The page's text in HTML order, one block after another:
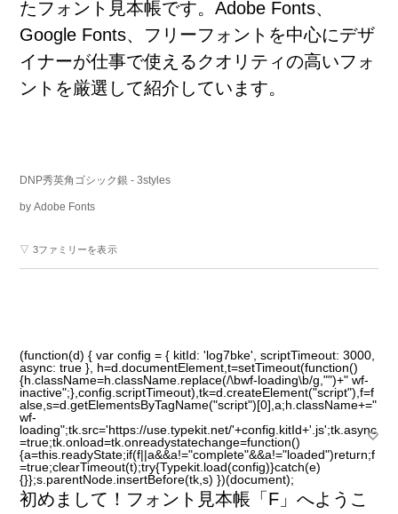
たフォント 見本帳です。Adobe Fonts、
Google Fonts、フリーフォントを中心にデザ
イナーが仕事で使えるクオリティの高いフォ
ントを厳選 して紹介 しています。
DNP秀英角ゴシック銀 - 3styles
byAdobe Fonts
▽ 3ファミリーを表示
(function(d) { var config = { kitId: 'log7bke', scriptTimeout: 3000,
async: true }, h=d.documentElement,t=setTimeout(function()
{h.className=h.className.replace(/\bwf-loading\b/g,"")+" wf-
inactive";},config.scriptTimeout),tk=d.createElement("script"),f=f
alse,s=d.getElementsByTagName("script")[0],a;h.className+="
wf-
loading";tk.src='https://use.typekit.net/'+config.kitId+'.js';tk.async
=true;tk.onload=tk.onreadystatechange=function()
{a=this.readyState;if(f||a&&a!="complete"&&a!="loaded")return;f
=true;clearTimeout(t);try{Typekit.load(config)}catch(e)
{}};s.parentNode.insertBefore(tk,s) })(document);
初めまして！フォント 見本帳 「F」へようこ